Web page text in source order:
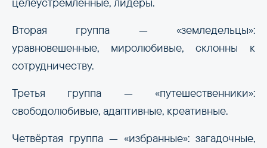
Вторая группа — «земледельцы»:
уравновешенные, миролюбивые, склонны к
сотрудничеству.
Третья группа — «путешественники»:
свободолюбивые, адаптивные, креативные.
Четвёртая группа — «избранные»: загадочные,